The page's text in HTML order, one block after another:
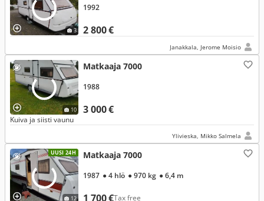
3 2 800 €
1992
Janakkala, Jerome Moisio
10
Matkaaja 7000
3 000 €
1988
Kuiva ja siisti vaunu
Ylivieska, Mikko Salmela
UUSI 24H
12
Matkaaja 7000
1 700 €Tax free
1987 ● 4 hlö ● 970 kg ● 6,4 m